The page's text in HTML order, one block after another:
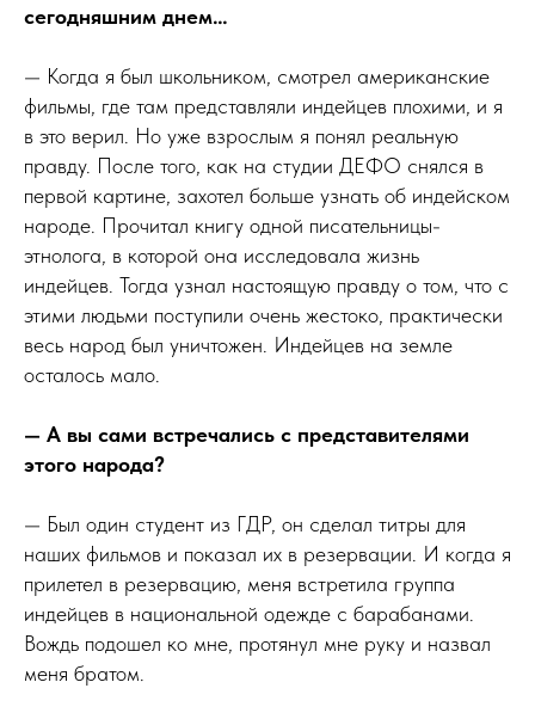
сегодняшним днем…
— Когда я был школьником, смотрел американские
фильмы, где там представляли индейцев плохими, и я
в это верил. Но уже взрослым я понял реальную
правду. После того, как на студии ДЕФО снялся в
первой картине, захотел больше узнать об индейском
народе. Прочитал книгу одной писательницы-
этнолога, в которой она исследовала жизнь
индейцев. Тогда узнал настоящую правду о том, что с
этими людьми поступили очень жестоко, практически
весь народ был уничтожен. Индейцев на земле
осталось мало.
— А вы сами встречались с представителями
этого народа?
— Был один студент из ГДР, он сделал титры для
наших фильмов и показал их в резервации. И когда я
прилетел в резервацию, меня встретила группа
индейцев в национальной одежде с барабанами.
Вождь подошел ко мне, протянул мне руку и назвал
меня братом.